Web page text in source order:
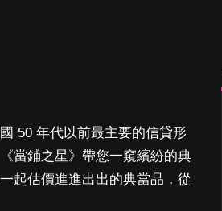
50 年代以前最主要的信貸形
當鋪之星》帶您一窺繽紛的典
起估價進進出出的典當品，從